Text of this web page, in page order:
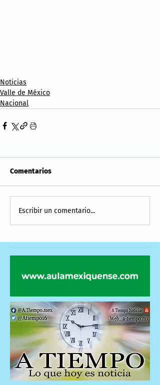
Noticias
Valle de México
Nacional
Comentarios
Escribir un comentario...